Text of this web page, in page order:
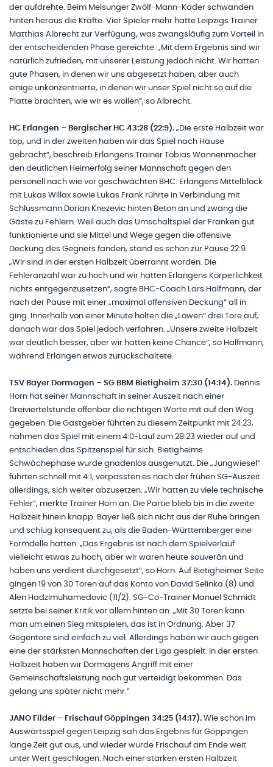
der aufdrehte. Beim Melsunger Zwölf-Mann-Kader schwanden
hinten heraus die Kräfte. Vier Spieler mehr hatte Leipzigs Trainer
Matthias Albrecht zur Verfügung, was zwangsläufig zum Vorteil in
der entscheidenden Phase gereichte. „Mit dem Ergebnis sind wir
natürlich zufrieden, mit unserer Leistung jedoch nicht. Wir hatten
gute Phasen, in denen wir uns abgesetzt haben, aber auch
einige unkonzentrierte, in denen wir unser Spiel nicht so auf die
Platte brachten, wie wir es wollen“, so Albrecht.
HC Erlangen – Bergischer HC 43:28 (22:9). „Die erste Halbzeit war
top, und in der zweiten haben wir das Spiel nach Hause
gebracht“, beschreib Erlangens Trainer Tobias Wannenmacher
den deutlichen Heimerfolg seiner Mannschaft gegen den
personell nach wie vor geschwächten BHC. Erlangens Mittelblock
mit Lukas Willax sowie Lukas Frank rührte in Verbindung mit
Schlussmann Dorian Knezevic hinten Beton an und zwang die
Gäste zu Fehlern. Weil auch das Umschaltspiel der Franken gut
funktionierte und sie Mittel und Wege gegen die offensive
Deckung des Gegners fanden, stand es schon zur Pause 22:9.
„Wir sind in der ersten Halbzeit überrannt worden. Die
Fehleranzahl war zu hoch und wir hatten Erlangens Körperlichkeit
nichts entgegenzusetzen“, sagte BHC-Coach Lars Halfmann, der
nach der Pause mit einer „maximal offensiven Deckung“ all in
ging. Innerhalb von einer Minute holten die „Löwen“ drei Tore auf,
danach war das Spiel jedoch verfahren. „Unsere zweite Halbzeit
war deutlich besser, aber wir hatten keine Chance“, so Halfmann,
während Erlangen etwas zurückschaltete.
TSV Bayer Dormagen – SG BBM Bietigheim 37:30 (14:14). Dennis
Horn hat seiner Mannschaft in seiner Auszeit nach einer
Dreiviertelstunde offenbar die richtigen Worte mit auf den Weg
gegeben. Die Gastgeber führten zu diesem Zeitpunkt mit 24:23,
nahmen das Spiel mit einem 4:0-Lauf zum 28:23 wieder auf und
entschieden das Spitzenspiel für sich. Bietigheims
Schwächephase wurde gnadenlos ausgenutzt. Die „Jungwiesel“
führten schnell mit 4:1, verpassten es nach der frühen SG-Auszeit
allerdings, sich weiter abzusetzen. „Wir hatten zu viele technische
Fehler“, merkte Trainer Horn an. Die Partie blieb bis in die zweite
Halbzeit hinein knapp. Bayer ließ sich nicht aus der Ruhe bringen
und schlug konsequent zu, als die Baden-Württemberger eine
Formdelle hatten. „Das Ergebnis ist nach dem Spielverlauf
vielleicht etwas zu hoch, aber wir waren heute souverän und
haben uns verdient durchgesetzt“, so Horn. Auf Bietigheimer Seite
gingen 19 von 30 Toren auf das Konto von David Selinka (8) und
Alen Hadzimuhamedovic (11/2). SG-Co-Trainer Manuel Schmidt
setzte bei seiner Kritik vor allem hinten an: „Mit 30 Toren kann
man um einen Sieg mitspielen, das ist in Ordnung. Aber 37
Gegentore sind einfach zu viel. Allerdings haben wir auch gegen
eine der stärksten Mannschaften der Liga gespielt. In der ersten
Halbzeit haben wir Dormagens Angriff mit einer
Gemeinschaftsleistung noch gut verteidigt bekommen. Das
gelang uns später nicht mehr.“
JANO Filder – Frischauf Göppingen 34:25 (14:17). Wie schon im
Auswärtsspiel gegen Leipzig sah das Ergebnis für Göppingen
lange Zeit gut aus, und wieder wurde Frischauf am Ende weit
unter Wert geschlagen. Nach einer starken ersten Halbzeit